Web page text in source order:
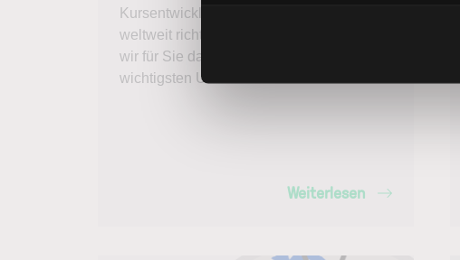
Kursentwicklung vieler anderer Börsen
weltweit richtet. In diesem Artikel möchten
wir für Sie daher Fakten zu den
wichtigsten US-Börsen zusammenfassen.
Weiterlesen